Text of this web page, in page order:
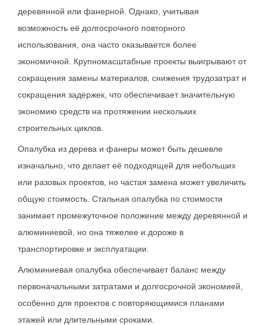
деревянной или фанерной. Однако, учитывая
возможность её долгосрочного повторного
использования, она часто оказывается более
экономичной. Крупномасштабные проекты выигрывают от
сокращения замены материалов, снижения трудозатрат и
сокращения задержек, что обеспечивает значительную
экономию средств на протяжении нескольких
строительных циклов.
Опалубка из дерева и фанеры может быть дешевле
изначально, что делает её подходящей для небольших
или разовых проектов, но частая замена может увеличить
общую стоимость. Стальная опалубка по стоимости
занимает промежуточное положение между деревянной и
алюминиевой, но она тяжелее и дороже в
транспортировке и эксплуатации.
Алюминиевая опалубка обеспечивает баланс между
первоначальными затратами и долгосрочной экономией,
особенно для проектов с повторяющимися планами
этажей или длительными сроками.